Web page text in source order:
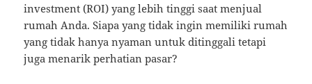
investment (ROI) yang lebih tinggi saat menjual
rumah Anda. Siapa yang tidak ingin memiliki rumah
yang tidak hanya nyaman untuk ditinggali tetapi
juga menarik perhatian pasar?